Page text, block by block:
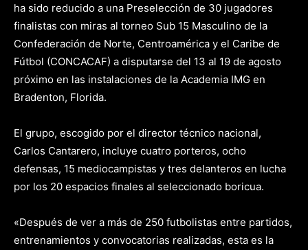
ha sido reducido a una Preselección de 30 jugadores
finalistas con miras al torneo Sub 15 Masculino de la
Confederación de Norte, Centroamérica y el Caribe de
Fútbol (CONCACAF) a disputarse del 13 al 19 de agosto
próximo en las instalaciones de la Academia IMG en
Bradenton, Florida.
El grupo, escogido por el director técnico nacional,
Carlos Cantarero, incluye cuatro porteros, ocho
defensas, 15 mediocampistas y tres delanteros en lucha
por los 20 espacios finales al seleccionado boricua.
«Después de ver a más de 250 futbolistas entre partidos,
entrenamientos y convocatorias realizadas, esta es la